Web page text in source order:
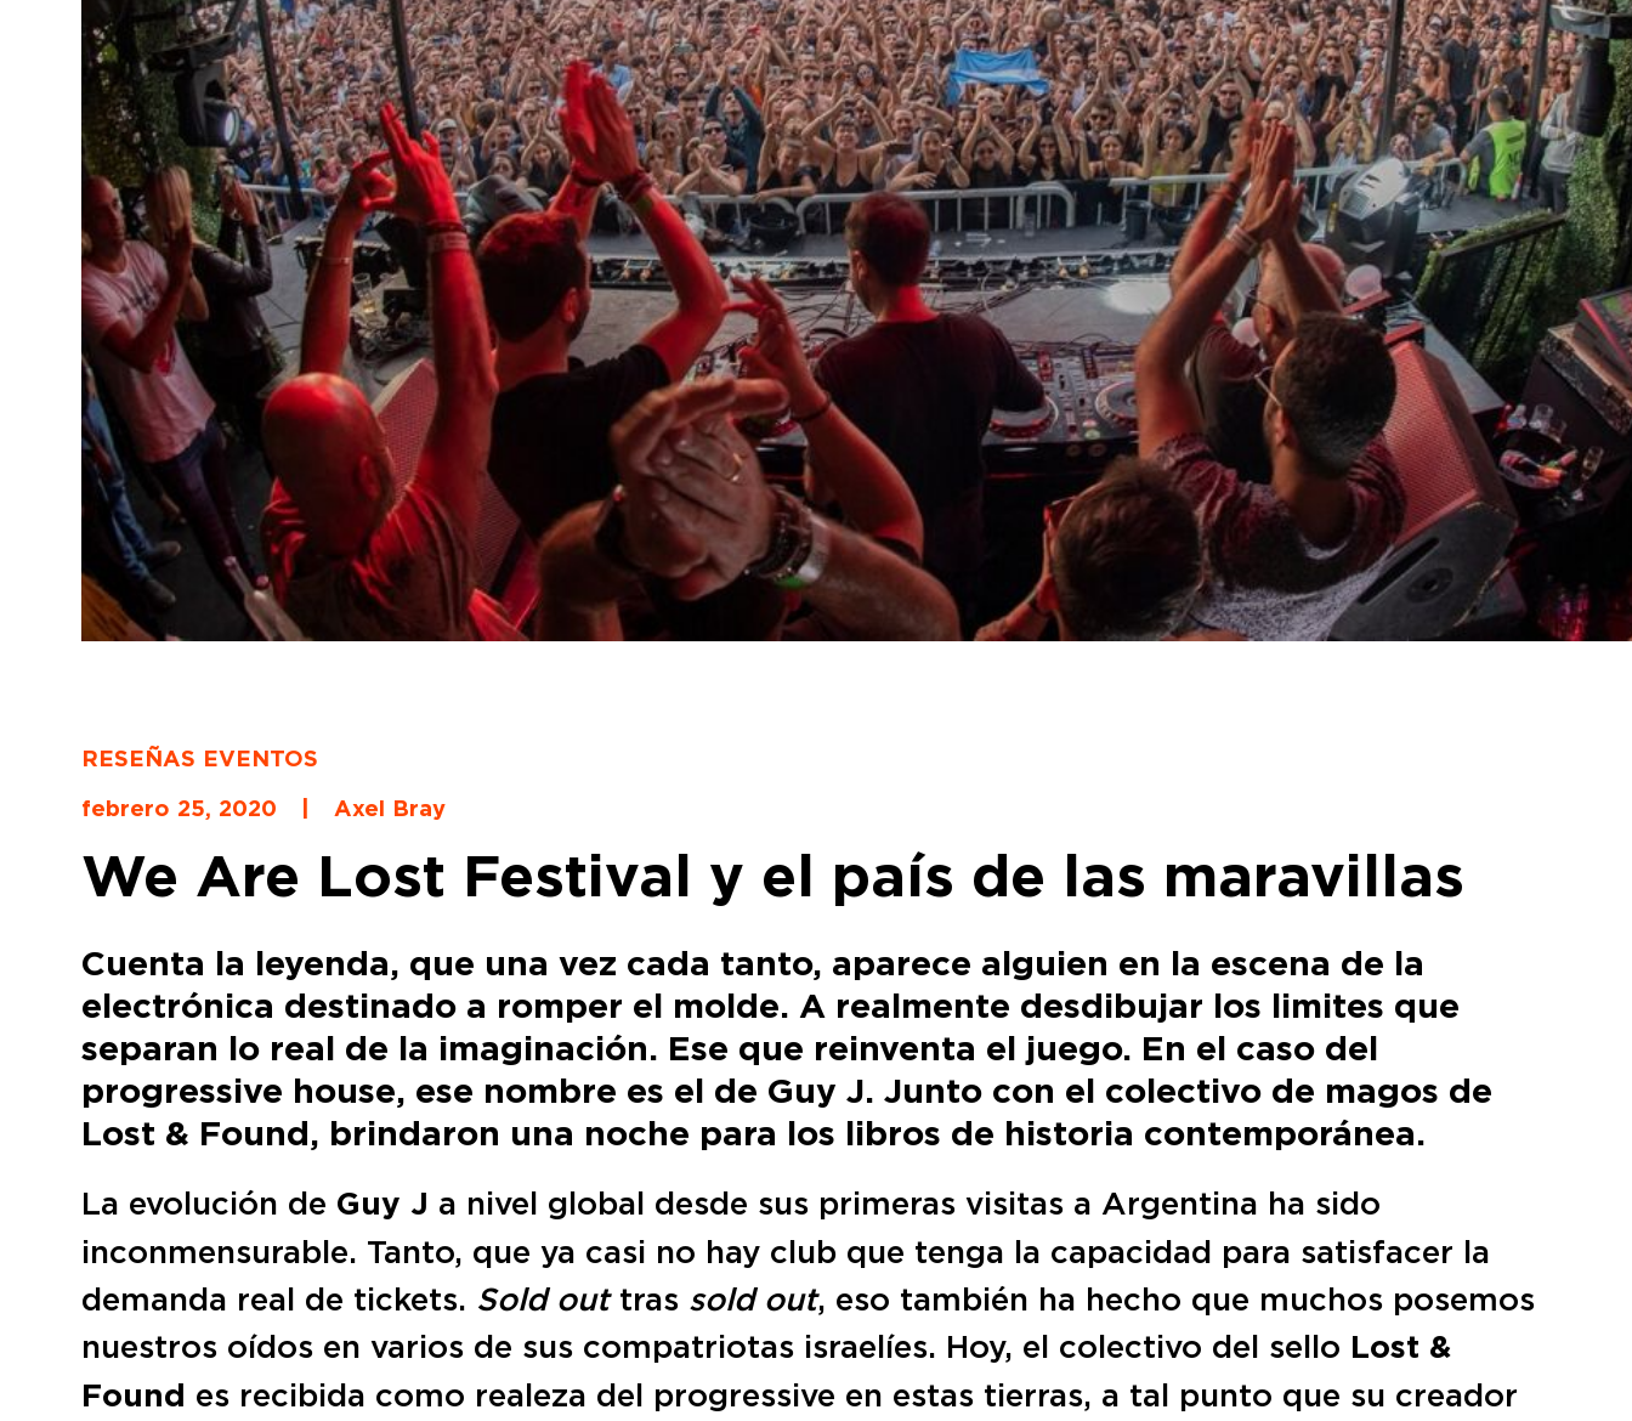
RESEÑAS EVENTOS
febrero 25, 2020
Axel Bray
We Are Lost Festival y el país de las maravillas
Cuenta la leyenda, que una vez cada tanto, aparece alguien en la escena de la
electrónica destinado a romper el molde. A realmente desdibujar los limites que
separan lo real de la imaginación. Ese que reinventa el juego. En el caso del
progressive house, ese nombre es el de Guy J. Junto con el colectivo de magos de
Lost & Found, brindaron una noche para los libros de historia contemporánea.
La evolución de Guy J a nivel global desde sus primeras visitas a Argentina ha sido
inconmensurable. Tanto, que ya casi no hay club que tenga la capacidad para satisfacer la
demanda real de tickets. Sold outtras sold out, eso también ha hecho que muchos posemos
nuestros oídos en varios de sus compatriotas israelíes. Hoy, el colectivo del sello Lost &
Found es recibida como realeza del progressive en estas tierras, a tal punto que su creador